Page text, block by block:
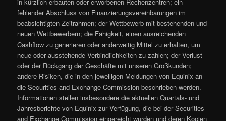
fehlender Abschluss von Finanzierungsvereinbarungen im
beabsichtigten Zeitrahmen; der Wettbewerb mit bestehenden und
neuen Wettbewerbern; die Fähigkeit, einen ausreichenden
Cashflow zu generieren oder anderweitig Mittel zu erhalten, um
neue oder ausstehende Verbindlichkeiten zu zahlen; der Verlust
oder der Rückgang der Geschäfte mit unseren Großkunden;
andere Risiken, die in den jeweiligen Meldungen von Equinix an
die Securities and Exchange Commission beschrieben werden.
Informationen stellen insbesondere die aktuellen Quartals- und
Jahresberichte von Equinix zur Verfügung, die bei der Securities
and Exchange Commission eingereicht wurden und deren Kopien